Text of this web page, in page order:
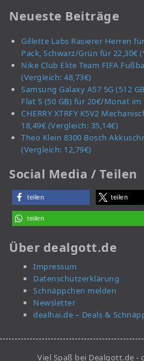
Neueste Beiträge
Gillette Labs Rasierer Herren
Pack, Schwarz/Grün für 22,30€
Nike Club Elite Team FIFA
(Vergleich: 48,73€)
Samsung Galaxy A57 5G (512
Flat S (50 GB) für 20€/Monat
CHERRY XTRFY K5V2
18,49€ (Vergleich: 35,14€)
Theo Klein 8300 Bosch
(Vergleich: 12,79€)
Social Media / Teilen
teilen teilen
teilen
Über dealgott.de
Impressum
Datenschutzerklärung
Schnäppchen melden
Newsletter
dealhai.de – Deals &
Viel Spaß bei Dealgott.de -